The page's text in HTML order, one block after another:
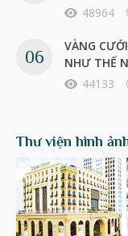
48964
VÀNG
NHƯ THẾ
44133
Thư viện hình